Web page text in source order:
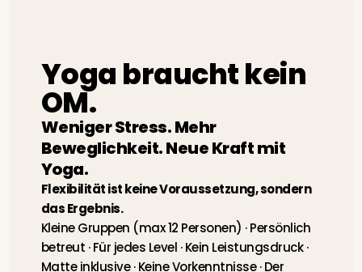
Yoga braucht kein
OM.
Weniger Stress. Mehr
Beweglichkeit. Neue Kraft mit
Yoga.
Flexibilität ist keine Voraussetzung, sondern
das Ergebnis.
Kleine Gruppen (max 12 Personen) · Persönlich
betreut · Für jedes Level · Kein Leistungsdruck ·
Matte inklusive ·Keine Vorkenntnisse · Der